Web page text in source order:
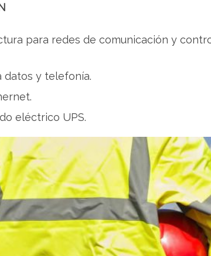
para redes de comunicación y
datos y telefonía.
eléctrico UPS.